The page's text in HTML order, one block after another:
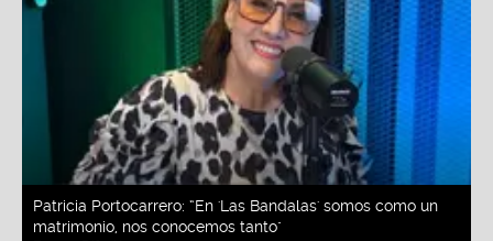
Patricia Portocarrero: “En 'Las Bandalas' somos como un
matrimonio, nos conocemos tanto"